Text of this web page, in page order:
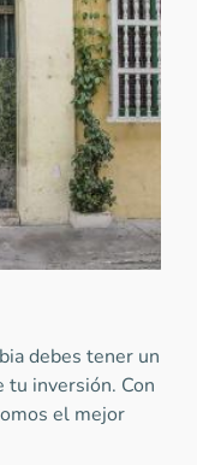
debes tener un
tu inversión. Con
el mejor